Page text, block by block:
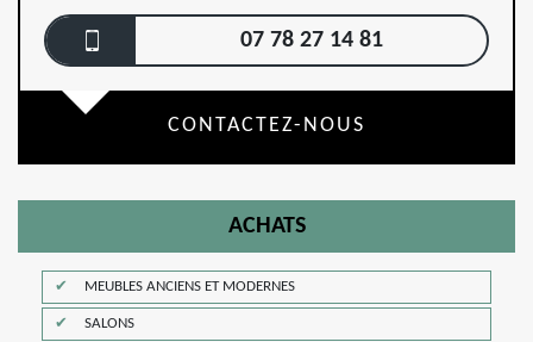
07 78 27 14 81
CONTACTEZ-NOUS
ACHATS
MEUBLES ANCIENS ET MODERNES
SALONS